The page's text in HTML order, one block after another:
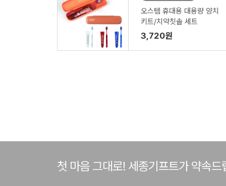
오스템 휴대용 대용량 양치
키트/치약칫솔 세트
3,720원
첫 마음 그대로! 세종기프트가 약속드